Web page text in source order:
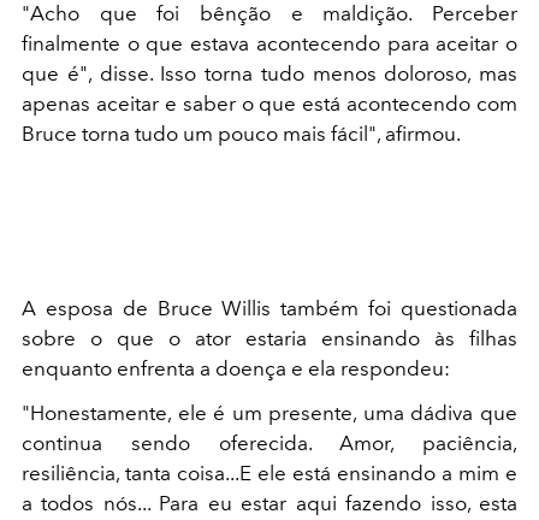
"Acho que foi bênção e maldição. Perceber
finalmente o que estava acontecendo para aceitar o
que é", disse. Isso torna tudo menos doloroso, mas
apenas aceitar e saber o que está acontecendo com
Bruce torna tudo um pouco mais fácil", afirmou.
A esposa de Bruce Willis também foi questionada
sobre o que o ator estaria ensinando às filhas
enquanto enfrenta a doença e ela respondeu:
"Honestamente, ele é um presente, uma dádiva que
continua sendo oferecida. Amor, paciência,
resiliência, tanta coisa...E ele está ensinando a mim e
a todos nós... Para eu estar aqui fazendo isso, esta